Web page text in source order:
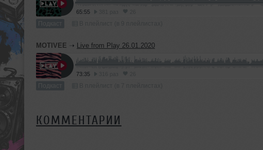
65:55
Подкаст
MOTIVEE ➝ Live from Play 26.01.2020
73:35
Подкаст
КОММЕНТАРИИ